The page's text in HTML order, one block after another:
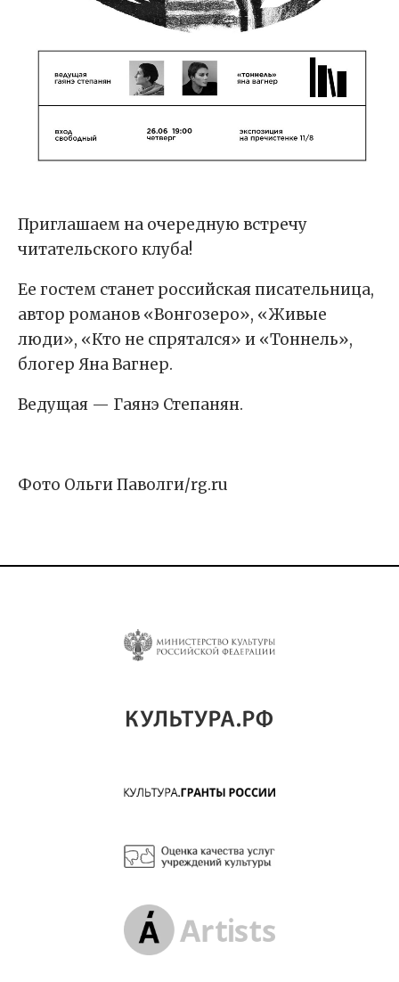
Приглашаем на очередную встречу
читательского клуба!
Ее гостем станет российская писательница,
автор романов «Вонгозеро», «Живые
люди», «Кто не спрятался» и «Тоннель»,
блогер Яна Вагнер.
Ведущая — Гаянэ Степанян.
Фото Ольги Паволги/rg.ru